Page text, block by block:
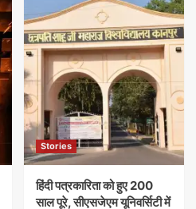
Stories
हिंदी पत्रकारिता को हुए 200
साल पूरे, सीएसजेएम यूनिवर्सिटी में